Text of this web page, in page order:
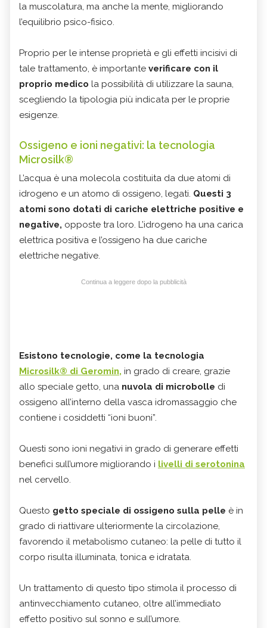
la muscolatura, ma anche la mente, migliorando
l’equilibrio psico-fisico.
Proprio per le intense proprietà e gli effetti incisivi di
tale trattamento, è importante verificare con il
proprio medico la possibilità di utilizzare la sauna,
scegliendo la tipologia più indicata per le proprie
esigenze.
Ossigeno e ioni negativi: la tecnologia
Microsilk®
L’acqua è una molecola costituita da due atomi di
idrogeno e un atomo di ossigeno, legati. Questi 3
atomi sono dotati di cariche elettriche positive e
negative, opposte tra loro. L’idrogeno ha una carica
elettrica positiva e l’ossigeno ha due cariche
elettriche negative.
Continua a leggere dopo la pubblicità
Esistono tecnologie, come la tecnologia
Microsilk® di Geromin, in grado di creare, grazie
allo speciale getto, una nuvola di microbolle di
ossigeno all’interno della vasca idromassaggio che
contiene i cosiddetti “ioni buoni”.
Questi sono ioni negativi in grado di generare effetti
benefici sull’umore migliorando i livelli di serotonina
nel cervello.
Questo getto speciale di ossigeno sulla pelle è in
grado di riattivare ulteriormente la circolazione,
favorendo il metabolismo cutaneo: la pelle di tutto il
corpo risulta illuminata, tonica e idratata.
Un trattamento di questo tipo stimola il processo di
antinvecchiamento cutaneo, oltre all’immediato
effetto positivo sul sonno e sull’umore.